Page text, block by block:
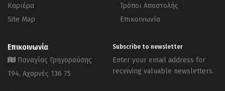
Καριέρα
Site Map
Τρόποι Αποστολής
Επικοινωνία
Επικοινωνία
Παναγίας Γρηγορούσης
194, Αχαρνές 136 75
Subscribe to newsletter
Enter your email address for
receiving valuable newsletters.